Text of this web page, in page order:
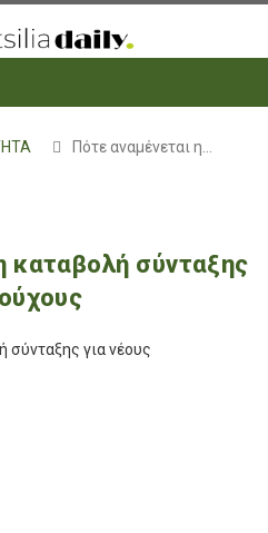
Πότε αναμένεται η…
καταβολή σύνταξης